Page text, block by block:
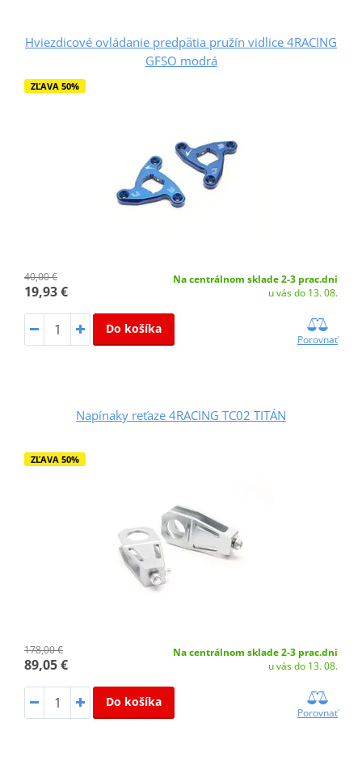
Hviezdicové ovládanie predpätia pružín vidlice 4RACING
GFSO modrá
ZĽAVA 50%
40,00 €
19,93 €
Na centrálnom sklade 2-3 prac.dni
u vás do 13. 08.
Do košíka
Porovnať
Napínaky reťaze 4RACING TC02 TITÁN
ZĽAVA 50%
178,00 €
89,05 €
Na centrálnom sklade 2-3 prac.dni
u vás do 13. 08.
Do košíka
Porovnať